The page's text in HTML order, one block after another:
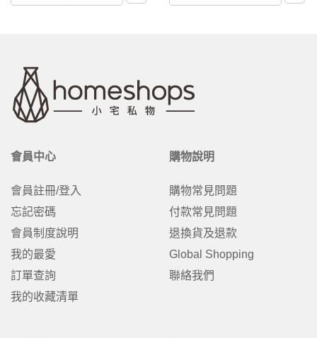
會員中心
會員註冊/登入
忘記密碼
會員制度說明
我的最愛
訂單查詢
我的收藏清單
購物說明
購物常見問題
付款常見問題
退換貨及退款
Global Shopping
聯絡我們